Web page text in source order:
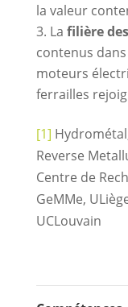
la valeur
La filière
contenus
moteurs
ferrailles
[1]
Reverse
Centre de
GeMMe,
UCLouvain